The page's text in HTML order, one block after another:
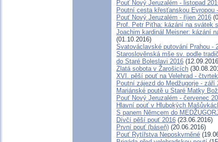
Pouť Nový Jeruzalém - listopad
Poutní cesta křesťanskou
Pouť Nový Jeruzalém - říjen 2016
Prof. Petr Piťha: kázání na svátek
Joachim kardinál Meisner: kázání
(01.10.2016)
Svatováclavské putování Prahou -
Staroslověnská mše sv. podle
do Staré Boleslavi 2016
Zlatá sobota v Žarošicích
XVI. pěší pouť na Velehrad - čtvrtek
Poutní zájezd do Medžugorje - září
Mariánské poutě u Staré Matky
Pouť Nový Jeruzalém - červenec
Hlavní pouť v Hlubokých
S panem Němcem do
Dívčí pěší pouť 2016 (23.06.2016)
První pouť (báseň) (20.06.2016)
Pouť Rytířstva Neposkvrněné